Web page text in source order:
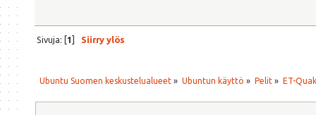
Sivuja: [1] Siirry ylös
Ubuntu Suomen keskustelualueet » Ubuntun käyttö » Pelit» ET-